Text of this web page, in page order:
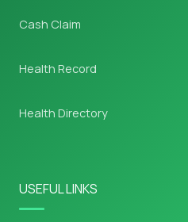
Cash Claim
Health Record
Health Directory
USEFUL LINKS